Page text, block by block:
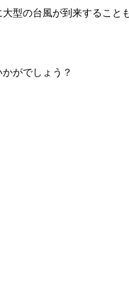
型の台風が到来すること
がでしょう？